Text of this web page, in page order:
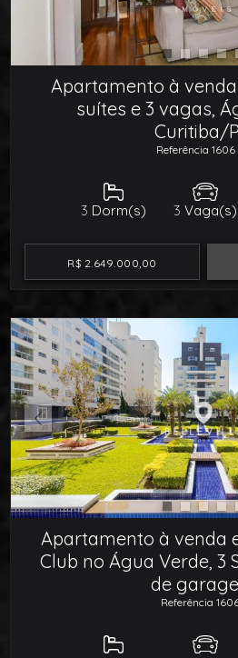
Apartamento à
suítes e 3 vagas,
Curitiba/
Referência 1606
3 Dorm(s) 3 Vaga(s)
R$ 2.649.000,00
Apartamento à venda
Club no Água Verde, 3
de
Referência